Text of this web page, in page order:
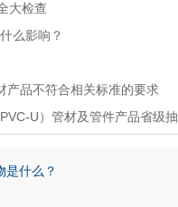
大检查
么影响？
产品不符合相关标准的要求
U）管材及管件产品省级
是什么？